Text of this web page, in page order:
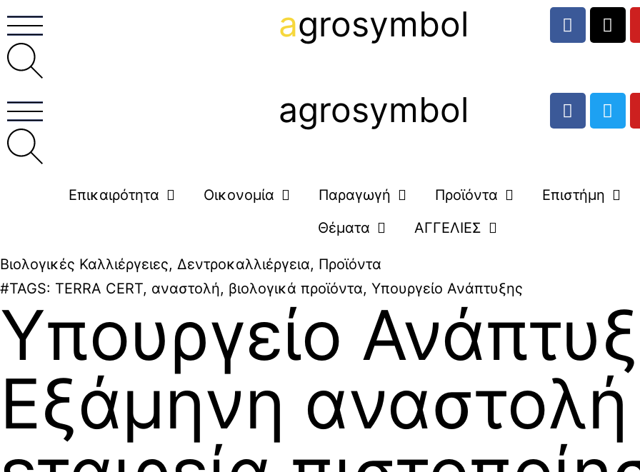
agrosymbol
agrosymbol
Επικαιρότητα Οικονομία Παραγωγή Προϊόντα
Επιστήμη
Θέματα
ΑΓΓΕΛΙΕΣ
Βιολογικές Καλλιέργειες, Δεντροκαλλιέργεια, Προϊόντα
#TAGS: TERRA CERT, αναστολή, βιολογικά προϊόντα, Υπουργείο Ανάπτυξης
Υπουργείο
Εξάμηνη